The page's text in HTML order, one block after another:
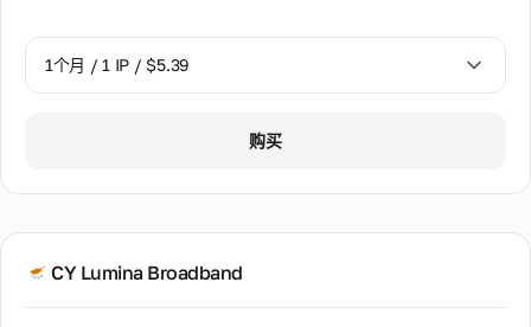
1个月 / 1 IP / $5.39
购买
CY Lumina Broadband